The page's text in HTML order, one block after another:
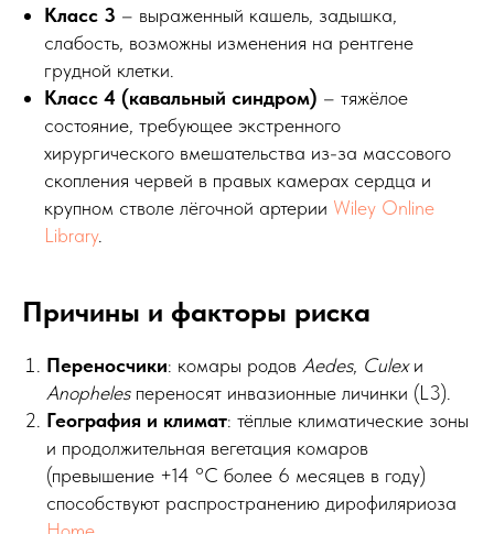
Класс 3 – выраженный кашель, задышка,
слабость, возможны изменения на рентгене
грудной клетки.
Класс 4 (кавальный синдром) – тяжёлое
состояние, требующее экстренного
хирургического вмешательства из-за массового
скопления червей в правых камерах сердца и
крупном стволе лёгочной артерии Wiley Online
Library.
Причины и факторы риска
Переносчики: комары родов Aedes, Culexи
Anophelesпереносят инвазионные личинки (L3).
География и климат: тёплые климатические зоны
и продолжительная вегетация комаров
(превышение +14 °C более 6 месяцев в году)
способствуют распространению дирофиляриоза